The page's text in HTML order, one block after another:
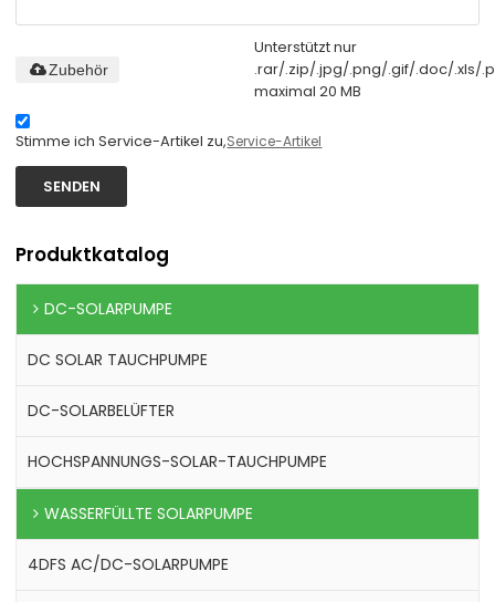
Unterstützt nur
.rar/.zip/.jpg/.png/.gif/.doc/.xls/
maximal 20 MB
Zubehör
Stimme ich Service-Artikel zu,Service-Artikel
SENDEN
Produktkatalog
DC-SOLARPUMPE
DC SOLAR TAUCHPUMPE
DC-SOLARBELÜFTER
HOCHSPANNUNGS-SOLAR-TAUCHPUMPE
WASSERFÜLLTE SOLARPUMPE
4DFS AC/DC-SOLARPUMPE